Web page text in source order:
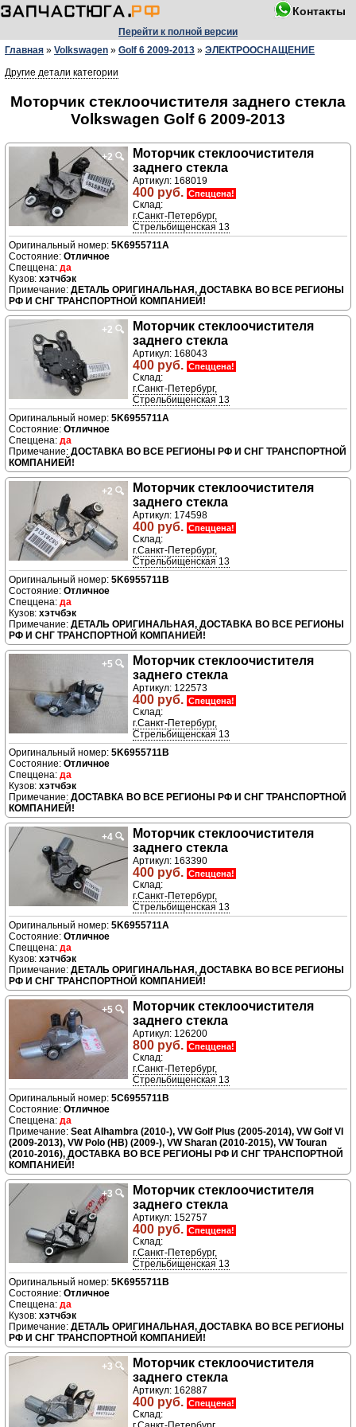
Контакты
Перейти к полной версии
Главная » Volkswagen » Golf 6 2009-2013 » ЭЛЕКТРООСНАЩЕНИЕ
Другие детали категории
Моторчик стеклоочистителя заднего стекла
Volkswagen Golf 6 2009-2013
+2 🔍
Моторчик стеклоочистителя
заднего стекла
Артикул: 168019
400 руб. Спеццена!
Склад:
г.Санкт-Петербург,
Стрельбищенская 13
5K6955711A
Отличное
да
хэтчбэк
ДЕТАЛЬ ОРИГИНАЛЬНАЯ, ДОСТАВКА ВО ВСЕ РЕГИОНЫ
РФ И СНГ ТРАНСПОРТНОЙ КОМПАНИЕЙ!
+2 🔍
Моторчик стеклоочистителя
заднего стекла
Артикул: 168043
400 руб. Спеццена!
Склад:
г.Санкт-Петербург,
Стрельбищенская 13
5K6955711A
Отличное
да
ДОСТАВКА ВО ВСЕ РЕГИОНЫ РФ И СНГ ТРАНСПОРТНОЙ
КОМПАНИЕЙ!
+2 🔍
Моторчик стеклоочистителя
заднего стекла
Артикул: 174598
400 руб. Спеццена!
Склад:
г.Санкт-Петербург,
Стрельбищенская 13
5K6955711B
Отличное
да
хэтчбэк
ДЕТАЛЬ ОРИГИНАЛЬНАЯ, ДОСТАВКА ВО ВСЕ РЕГИОНЫ
РФ И СНГ ТРАНСПОРТНОЙ КОМПАНИЕЙ!
+5 🔍
Моторчик стеклоочистителя
заднего стекла
Артикул: 122573
400 руб. Спеццена!
Склад:
г.Санкт-Петербург,
Стрельбищенская 13
5K6955711B
Отличное
да
хэтчбэк
ДОСТАВКА ВО ВСЕ РЕГИОНЫ РФ И СНГ ТРАНСПОРТНОЙ
КОМПАНИЕЙ!
+4 🔍
Моторчик стеклоочистителя
заднего стекла
Артикул: 163390
400 руб. Спеццена!
Склад:
г.Санкт-Петербург,
Стрельбищенская 13
5K6955711A
Отличное
да
хэтчбэк
ДЕТАЛЬ ОРИГИНАЛЬНАЯ, ДОСТАВКА ВО ВСЕ РЕГИОНЫ
РФ И СНГ ТРАНСПОРТНОЙ КОМПАНИЕЙ!
+5 🔍
Моторчик стеклоочистителя
заднего стекла
Артикул: 126200
800 руб. Спеццена!
Склад:
г.Санкт-Петербург,
Стрельбищенская 13
5C6955711B
Отличное
да
Seat Alhambra (2010-), VW Golf Plus (2005-2014), VW Golf VI
(2009-2013), VW Polo (HB) (2009-), VW Sharan (2010-2015), VW Touran
(2010-2016), ДОСТАВКА ВО ВСЕ РЕГИОНЫ РФ И СНГ ТРАНСПОРТНОЙ
КОМПАНИЕЙ!
+3 🔍
Моторчик стеклоочистителя
заднего стекла
Артикул: 152757
400 руб. Спеццена!
Склад:
г.Санкт-Петербург,
Стрельбищенская 13
5K6955711B
Отличное
да
хэтчбэк
ДЕТАЛЬ ОРИГИНАЛЬНАЯ, ДОСТАВКА ВО ВСЕ РЕГИОНЫ
РФ И СНГ ТРАНСПОРТНОЙ КОМПАНИЕЙ!
+3🔍
Моторчик стеклоочистителя
заднего стекла
Артикул: 162887
400 руб. Спеццена!
Склад: